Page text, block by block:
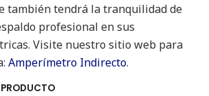
también tendrá la tranquilidad de
profesional en sus
Visite nuestro sitio web para
Amperímetro Indirecto.